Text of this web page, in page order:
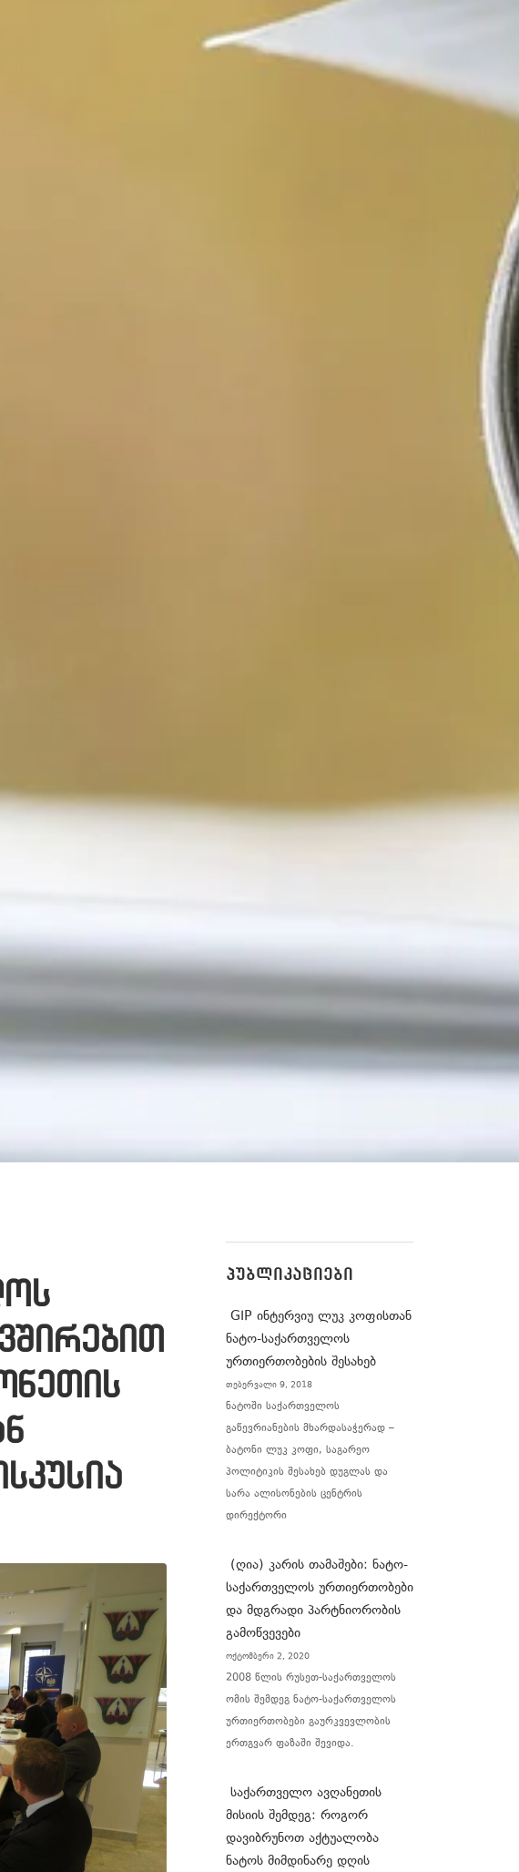
ᲞᲣᲑᲚᲘᲙᲐᲪᲘᲔᲑᲘ
GIP ინტერვიუ ლუკ კოფისთან
ნატო-საქართველოს
ურთიერთობების შესახებ
თებერვალი 9, 2018
ნატოში საქართველოს
გაწევრიანების მხარდასაჭერად –
ბატონი ლუკ კოფი, საგარეო
პოლიტიკის შესახებ დუგლას და
სარა ალისონების ცენტრის
დირექტორი
(ღია) კარის თამაშები: ნატო-
საქართველოს ურთიერთობები
და მდგრადი პარტნიორობის
გამოწვევები
ოქტომბერი 2, 2020
2008 წლის რუსეთ-საქართველოს
ომის შემდეგ ნატო-საქართველოს
ურთიერთობები გაურკვევლობის
ერთგვარ ფაზაში შევიდა.
საქართველო ავღანეთის
მისიის შემდეგ: როგორ
დავიბრუნოთ აქტუალობა
ნატოს მიმდინარე დღის